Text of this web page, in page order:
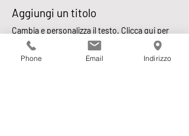
Aggiungi un titolo
Cambia e personalizza il testo. Clicca qui per
modificare.
Phone Email Indirizzo